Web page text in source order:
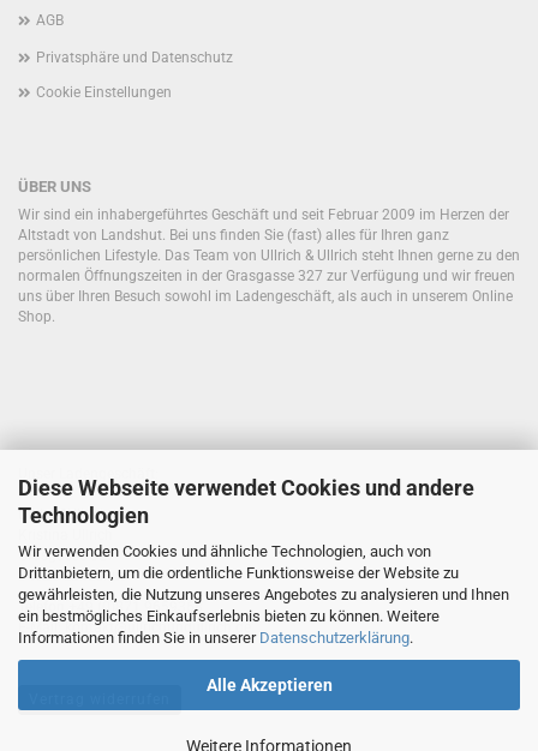
Diese Webseite verwendet Cookies und andere
Technologien
Wir verwenden Cookies und ähnliche Technologien, auch von
Drittanbietern, um die ordentliche Funktionsweise der Website zu
gewährleisten, die Nutzung unseres Angebotes zu analysieren und Ihnen
ein bestmögliches Einkaufserlebnis bieten zu können. Weitere
Informationen finden Sie in unserer Datenschutzerklärung.
Alle Akzeptieren
Weitere Informationen
AGB
Privatsphäre und Datenschutz
Cookie Einstellungen
ÜBER UNS
Wir sind ein inhabergeführtes Geschäft und seit Februar 2009 im Herzen der
Altstadt von Landshut. Bei uns finden Sie (fast) alles für Ihren ganz
persönlichen Lifestyle. Das Team von Ullrich & Ullrich steht Ihnen gerne zu den
normalen Öffnungszeiten in der Grasgasse 327 zur Verfügung und wir freuen
uns über Ihren Besuch sowohl im Ladengeschäft, als auch in unserem Online
Shop.
Ullrich&Ullrich
Grasgasse 327
84028 Landshut
Telefon +49 (0)871 9659368
E-Mail: kontakt@ullrichundullrich.de